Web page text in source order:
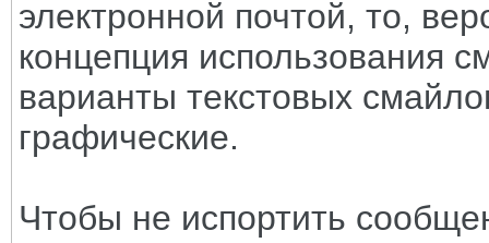
электронной почтой, то,
концепция использования
варианты текстовых
графические.
Чтобы не испортить